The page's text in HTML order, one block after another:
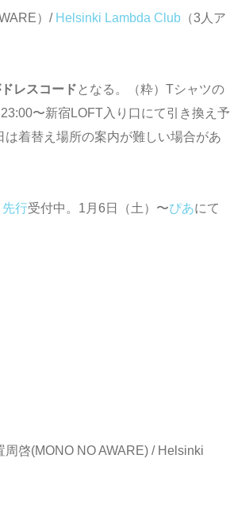
）/ Helsinki Lambda Club （3人ア
レスコード となる。（粋）Tシャツの
〜新宿LOFT入り口にて引き換え予
着替え場所の案内が難しい場合があ
行受付中。1月6日（土）〜ぴあにて
啓(MONO NO AWARE) / Helsinki